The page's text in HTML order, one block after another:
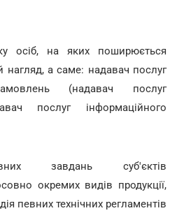
осіб, на яких поширюється
а саме: надавач послуг
(надавач послуг
послуг інформаційного
завдань суб'єктів
окремих видів продукції,
певних технічних регламентів